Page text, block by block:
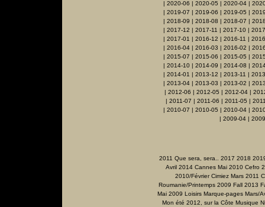
| 2020-06 | 2020-05 | 2020-04 |
| 2019-07 | 2019-06 | 2019-05 |
| 2018-09 | 2018-08 | 2018-07 |
| 2017-12 | 2017-11 | 2017-10 |
| 2017-01 | 2016-12 | 2016-11 |
| 2016-04 | 2016-03 | 2016-02 |
| 2015-07 | 2015-06 | 2015-05 |
| 2014-10| 2014-09 | 2014-08 |
| 2014-01 | 2013-12 | 2013-11 |
| 2013-04 | 2013-03 | 2013-02 |
| 2012-06 | 2012-05 | 2012-04 |
| 2011-07 | 2011-06 | 2011-05 |
| 2010-07 | 2010-05 | 2010-04 |
| 2009-04 |
2011 Que sera, sera.. 2017 2018
Avril 2014 Cannes Mai 2010 Cefro
2010/Février Cimiez Mars 2011
Roumanie/Printemps 2009 Fall 2013
Mai 2009 Loisirs Marque-pages Mars/
Mon été 2012, sur la Côte Musique